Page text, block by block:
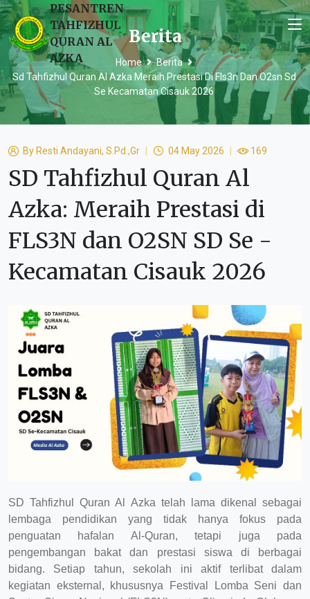
PESANTREN
TAHFIZHUL
QURAN AL
AZKA
Berita
Home
Berita
Sd Tahfizhul Quran Al Azka Meraih Prestasi Di Fls3n Dan O2sn Sd
Se Kecamatan Cisauk 2026
By Resti Andayani, S.Pd.,Gr 04 May 2026 169
SD Tahfizhul Quran Al
Azka: Meraih Prestasi di
FLS3N dan O2SN SD Se -
Kecamatan Cisauk 2026
SD Tahfizhul Quran Al Azka telah lama dikenal sebagai
lembaga pendidikan yang tidak hanya fokus pada
penguatan hafalan Al-Quran, tetapi juga pada
pengembangan bakat dan prestasi siswa di berbagai
bidang. Setiap tahun, sekolah ini aktif terlibat dalam
kegiatan eksternal, khususnya Festival Lomba Seni dan